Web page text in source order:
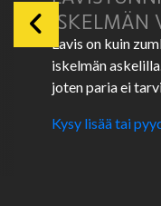
ISKELMÄN
Lavis on kuin
iskelmän
joten paria ei
Kysy lisää tai